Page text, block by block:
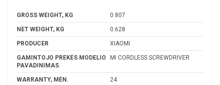
GROSS WEIGHT, KG 0.807
NET WEIGHT, KG 0.628
PRODUCER XIAOMI
GAMINTOJO PREKĖS MODELIO
PAVADINIMAS
MI CORDLESS SCREWDRIVER
WARRANTY, MĖN. 24